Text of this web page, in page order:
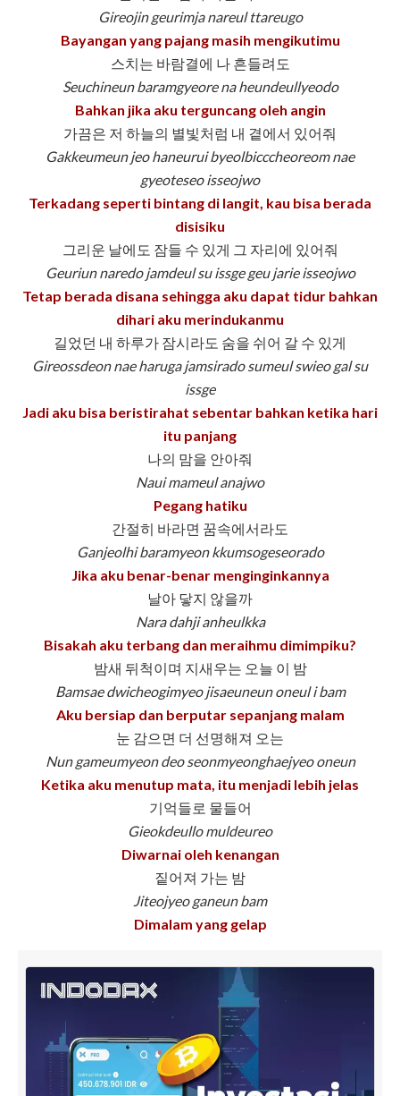
Gireojin geurimja nareul ttareugo
Bayangan yang pajang masih mengikutimu
스치는 바람결에 나 흔들려도
Seuchineun baramgyeore na heundeullyeodo
Bahkan jika aku terguncang oleh angin
가끔은 저 하늘의 별빛처럼 내 곁에서 있어줘
Gakkeumeun jeo haneurui byeolbicccheoreom nae
gyeoteseo isseojwo
Terkadang seperti bintang di langit, kau bisa berada
disisiku
그리운 날에도 잠들 수 있게 그 자리에 있어줘
Geuriun naredo jamdeul su issge geu jarie isseojwo
Tetap berada disana sehingga aku dapat tidur bahkan
dihari aku merindukanmu
길었던 내 하루가 잠시라도 숨을 쉬어 갈 수 있게
Gireossdeon nae haruga jamsirado sumeul swieo gal su
issge
Jadi aku bisa beristirahat sebentar bahkan ketika hari
itu panjang
나의 맘을 안아줘
Naui mameul anajwo
Pegang hatiku
간절히 바라면 꿈속에서라도
Ganjeolhi baramyeon kkumsogeseorado
Jika aku benar-benar menginginkannya
날아 닿지 않을까
Nara dahji anheulkka
Bisakah aku terbang dan meraihmu dimimpiku?
밤새 뒤척이며 지새우는 오늘 이 밤
Bamsae dwicheogimyeo jisaeuneun oneul i bam
Aku bersiap dan berputar sepanjang malam
눈 감으면 더 선명해져 오는
Nun gameumyeon deo seonmyeonghaejyeo oneun
Ketika aku menutup mata, itu menjadi lebih jelas
기억들로 물들어
Gieokdeullo muldeureo
Diwarnai oleh kenangan
짙어져 가는 밤
Jiteojyeo ganeun bam
Dimalam yang gelap